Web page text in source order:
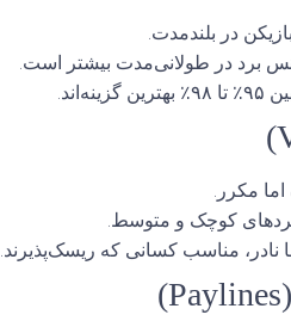
در بلندمدت.
مکرر.
کوچک و متوسط.
نادر، مناسب کسانی که ریسک‌پذیرند.